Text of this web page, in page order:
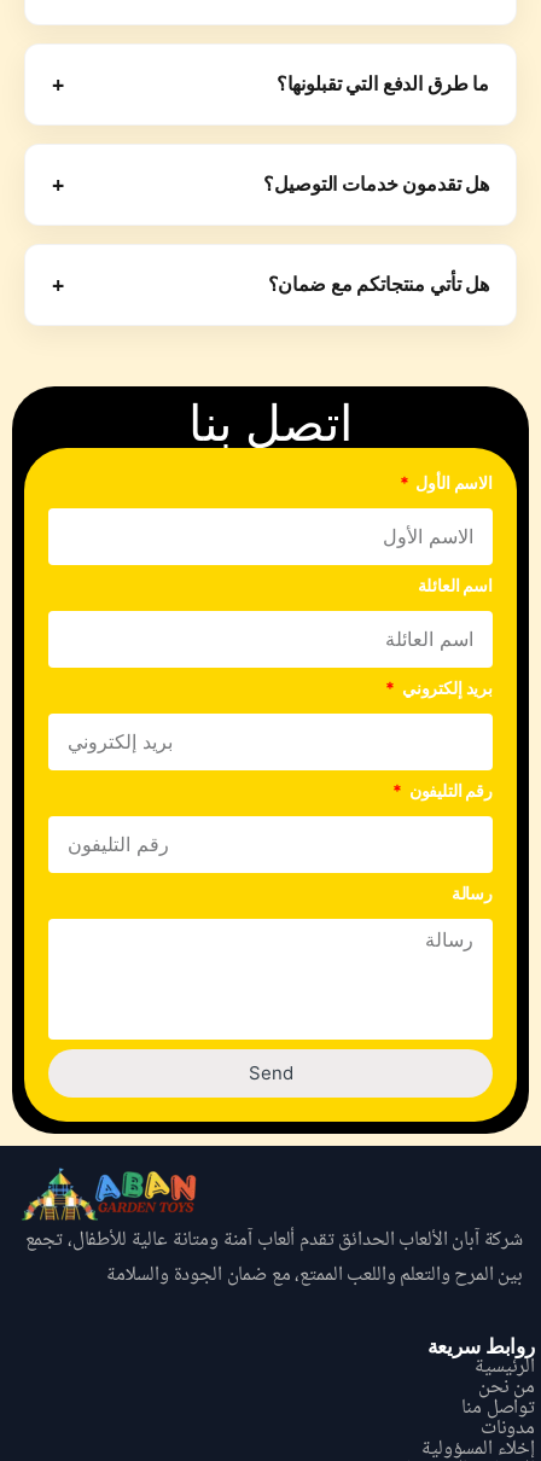
ما عليك سوى تصفح المنتجات، وإضافة العناصر إلى سلة
وتأكيد طلبك باستخدام طريقة دفع آمنة.
ما طرق الدفع التي تقبلونها؟ +
نقبل بطاقات الائتمان، وبطاقات الخصم، وخيارات الدفع
هل تقدمون خدمات التوصيل؟ +
نعم، نحن نوفر خدمة توصيل موثوقة. تختلف مدة التوصيل حسب
الموقع، ويتم تغليف جميع المنتجات بشكل آمن مع تحديثات التتبع.
هل تأتي منتجاتكم مع ضمان؟ +
استثمارك لسنوات قادمة.اتصل بنا
الاسم الأول
اسم العائلة
بريد إلكتروني
رقم التليفون
رسالة
Send
شركة آبان الألعاب الحدائق تقدم ألعاب آمنة ومتانة عالية للأطفال، تجمع
بين المرح والتعلم واللعب الممتع، مع ضمان الجودة والسلامة
روابط سريعة
الرئيسية
من نحن
تواصل منا
مدونات
إخلاء المسؤولية